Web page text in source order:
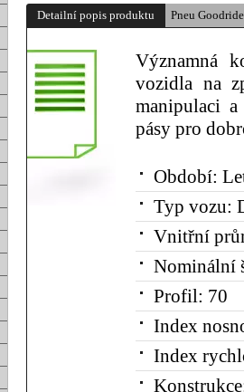
Detailní popis produktu Pneu
Významná
vozidla na
manipulaci
pásy pro
Období:
Typ vozu:
Vnitřní
Nominální
Profil: 70
Index
Index